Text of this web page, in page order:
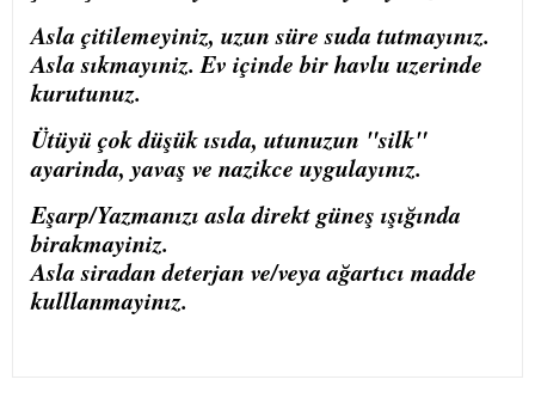
Asla çitilemeyiniz, uzun süre suda tutmayınız.
Asla sıkmayıniz. Ev içinde bir havlu uzerinde
kurutunuz.
Ütüyü çok düşük ısıda, utunuzun "silk"
ayarinda, yavaş ve nazikce uygulayınız.
Eşarp/Yazmanızı asla direkt güneş ışığında
birakmayiniz.
Asla siradan deterjan ve/veya ağartıcı madde
kulllanmayinız.